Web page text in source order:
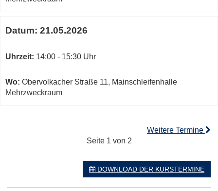
Datum: 21.05.2026
Uhrzeit: 14:00 - 15:30 Uhr
Wo: Obervolkacher Straße 11, Mainschleifenhalle
Mehrzweckraum
Weitere Termine
Seite 1 von 2
DOWNLOAD DER KURSTERMINE